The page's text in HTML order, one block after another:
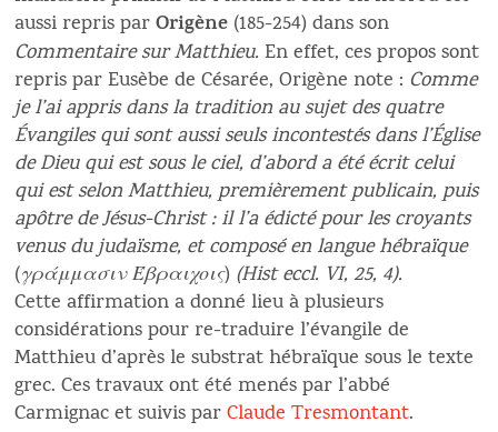
aussi repris parOrigène (185-254) dans son
Commentaire sur Matthieu.En effet, ces propos sont
repris par Eusèbe de Césarée, Origène note : Comme
je l’ai appris dans la tradition au sujet des quatre
Évangiles qui sont aussi seuls incontestés dans l’Église
de Dieu qui est sous le ciel, d’abord a été écrit celui
qui est selon Matthieu, premièrement publicain, puis
apôtre de Jésus-Christ : il l’a édicté pour les croyants
venus du judaïsme, et composé en langue hébraïque
(γράμμασιν Έβραιχοις) (Hist eccl. VI, 25, 4).
Cette affirmation a donné lieu à plusieurs
considérations pour re-traduire l’évangile de
Matthieu d’après le substrat hébraïque sous le texte
grec. Ces travaux ont été menés par l’abbé
Carmignac et suivis parClaude Tresmontant.